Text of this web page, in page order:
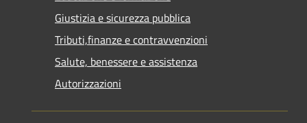
Giustizia e sicurezza pubblica
Tributi,finanze e contravvenzioni
Salute, benessere e assistenza
Autorizzazioni